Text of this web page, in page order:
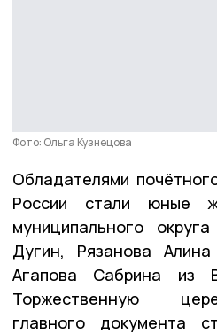
Фото: Ольга Кузнецова
Обладателями
России стали юные
муниципального
Дугин, Рязанова
Агапова Сабрина из
Торжественную
главного документа